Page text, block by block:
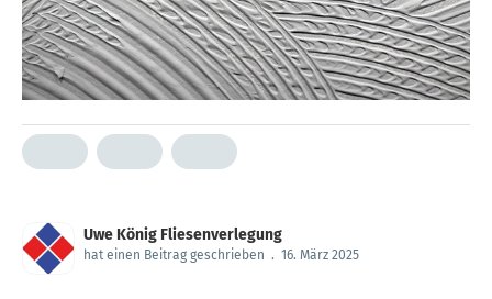
Uwe König Fliesenverlegung
hat einen Beitrag geschrieben . 16. März 2025